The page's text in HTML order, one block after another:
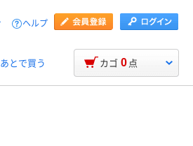
ヘルプ
あとで買う カゴ 0 点